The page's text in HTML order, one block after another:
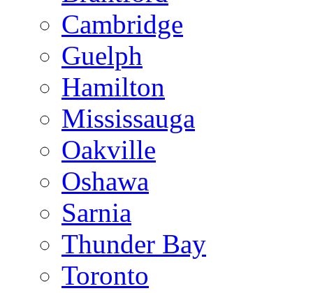
Cambridge
Guelph
Hamilton
Mississauga
Oakville
Oshawa
Sarnia
Thunder Bay
Toronto